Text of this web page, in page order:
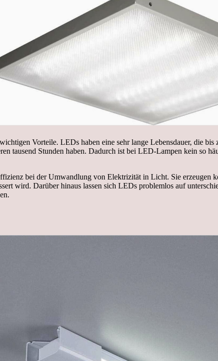
Vorteile. LEDs haben eine sehr lange Lebensdauer, die
tausend Stunden haben. Dadurch ist bei LED-Lampen kein so
bei der Umwandlung von Elektrizität in Licht. Sie
wird. Darüber hinaus lassen sich LEDs problemlos auf